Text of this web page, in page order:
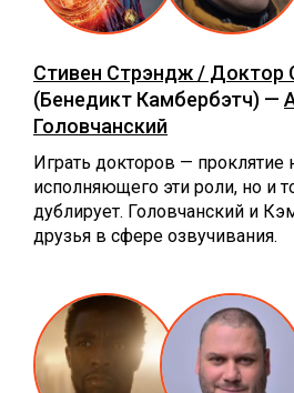
Стивен Стрэндж / Доктор
(Бенедикт Камбербэтч) —
Головчанский
Играть докторов — проклятие
исполняющего эти роли, но и
дублирует. Головчанский и
друзья в сфере озвучивания.